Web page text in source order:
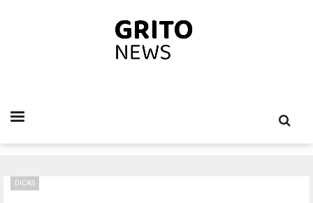
DICAS